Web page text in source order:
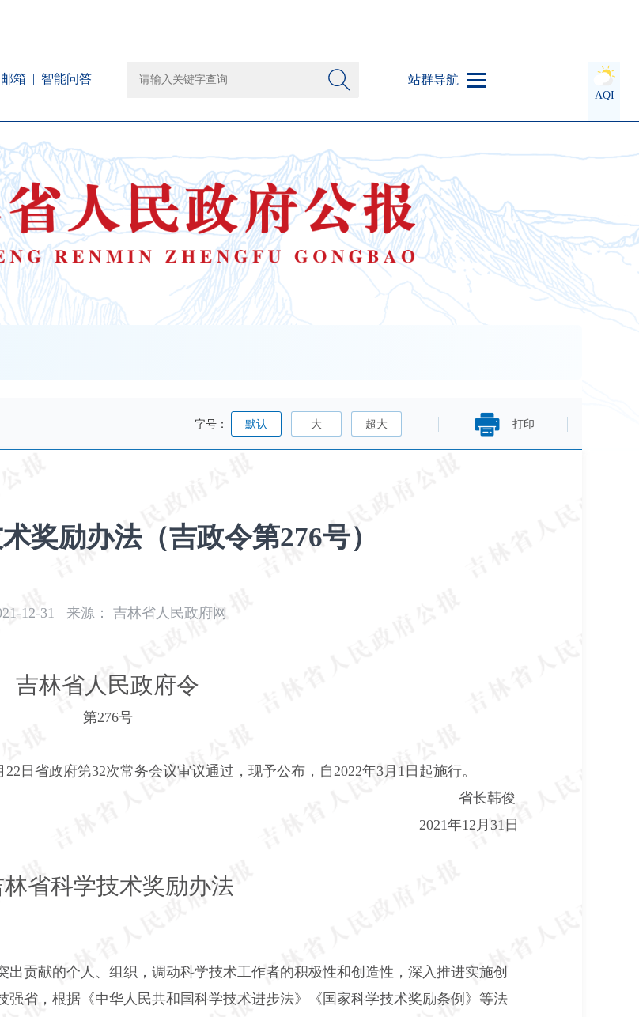
邮箱 智能问答 站群导航
AQI
打印
字号： 默认 大 超大
奖励办法（吉政令第276号）
12-31 来源： 吉林省人民政府网
吉林省人民政府令
第276号
日省政府第32次常务会议审议通过，现予公布，自2022年3月1日起施行。
省长韩俊
2021年12月31日
省科学技术奖励办法
贡献的个人、组织，调动科学技术工作者的积极性和创造性，深入推进实施创
省，根据《中华人民共和国科学技术进步法》《国家科学技术奖励条例》等法